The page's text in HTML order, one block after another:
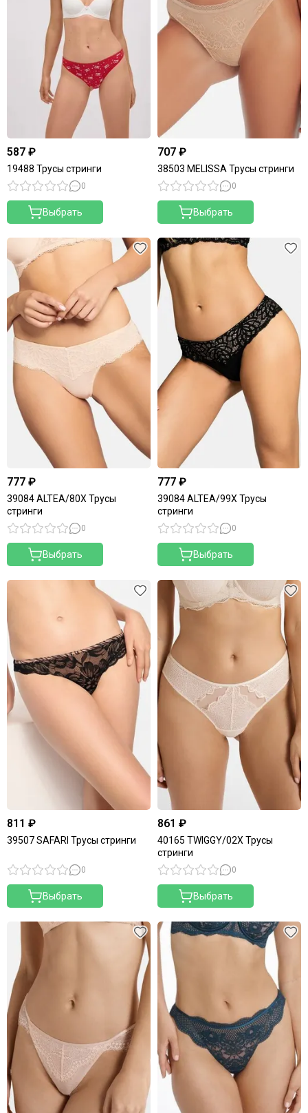
587 ₽
19488 Трусы стринги
0
Выбрать
707 ₽
38503 MELISSA Трусы стринги
0
Выбрать
777 ₽
39084 ALTEA/80X Трусы
стринги
0
Выбрать
777 ₽
39084 ALTEA/99X Трусы
стринги
0
Выбрать
811 ₽
39507 SAFARI Трусы стринги
0
Выбрать
861 ₽
40165 TWIGGY/02X Трусы
стринги
0
Выбрать